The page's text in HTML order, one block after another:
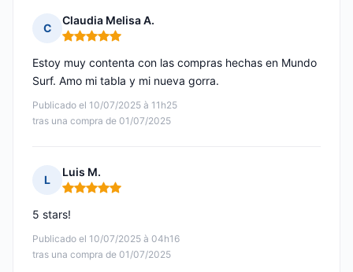
C
Claudia Melisa A.
Nota: 5 de 5
Publicado el 10/07/2025 à 11h25
tras una compra de 01/07/2025
Estoy muy contenta con las compras hechas en Mundo
Surf. Amo mi tabla y mi nueva gorra.
L
Luis M.
Nota: 5 de 5
Publicado el 10/07/2025 à 04h16
tras una compra de 01/07/2025
5 stars!